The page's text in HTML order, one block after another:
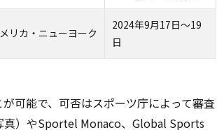
リカ・ニューヨーク
2024年9月17日～19
日
可能で、可否はスポーツ庁によって審査
真）やSportel Monaco、Global Sports